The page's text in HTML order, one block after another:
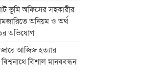
ভূমি অফিসের সহকারীর
অনিয়ম ও অর্থ
অভিযোগ
আজিজ হত্যার
বিশাল মানববন্ধন